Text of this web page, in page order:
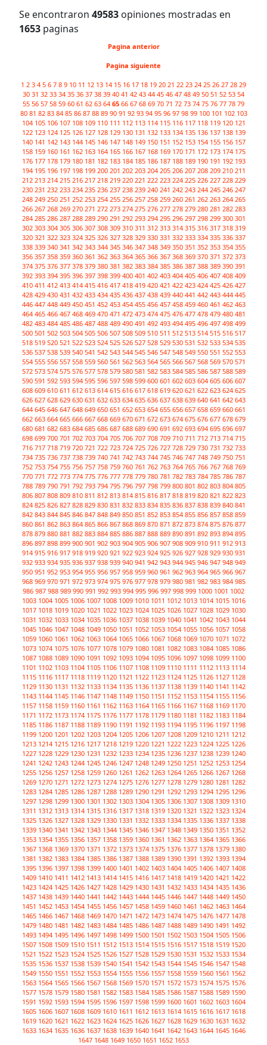
Se encontraron 49583 opiniones mostradas en
1653 paginas
Pagina anterior
Pagina siguiente
1 2 3 4 5 6 7 8 9 10 11 12 13 14 15 16 17 18 19 20 21 22 23 24 25 26 27 28 29
30 31 32 33 34 35 36 37 38 39 40 41 42 43 44 45 46 47 48 49 50 51 52 53 54
55 56 57 58 59 60 61 62 63 64 65 66 67 68 69 70 71 72 73 74 75 76 77 78 79
80 81 82 83 84 85 86 87 88 89 90 91 92 93 94 95 96 97 98 99 100 101 102 103
104 105 106 107 108 109 110 111 112 113 114 115 116 117 118 119 120 121
122 123 124 125 126 127 128 129 130 131 132 133 134 135 136 137 138 139
140 141 142 143 144 145 146 147 148 149 150 151 152 153 154 155 156 157
158 159 160 161 162 163 164 165 166 167 168 169 170 171 172 173 174 175
176 177 178 179 180 181 182 183 184 185 186 187 188 189 190 191 192 193
194 195 196 197 198 199 200 201 202 203 204 205 206 207 208 209 210 211
212 213 214 215 216 217 218 219 220 221 222 223 224 225 226 227 228 229
230 231 232 233 234 235 236 237 238 239 240 241 242 243 244 245 246 247
248 249 250 251 252 253 254 255 256 257 258 259 260 261 262 263 264 265
266 267 268 269 270 271 272 273 274 275 276 277 278 279 280 281 282 283
284 285 286 287 288 289 290 291 292 293 294 295 296 297 298 299 300 301
302 303 304 305 306 307 308 309 310 311 312 313 314 315 316 317 318 319
320 321 322 323 324 325 326 327 328 329 330 331 332 333 334 335 336 337
338 339 340 341 342 343 344 345 346 347 348 349 350 351 352 353 354 355
356 357 358 359 360 361 362 363 364 365 366 367 368 369 370 371 372 373
374 375 376 377 378 379 380 381 382 383 384 385 386 387 388 389 390 391
392 393 394 395 396 397 398 399 400 401 402 403 404 405 406 407 408 409
410 411 412 413 414 415 416 417 418 419 420 421 422 423 424 425 426 427
428 429 430 431 432 433 434 435 436 437 438 439 440 441 442 443 444 445
446 447 448 449 450 451 452 453 454 455 456 457 458 459 460 461 462 463
464 465 466 467 468 469 470 471 472 473 474 475 476 477 478 479 480 481
482 483 484 485 486 487 488 489 490 491 492 493 494 495 496 497 498 499
500 501 502 503 504 505 506 507 508 509 510 511 512 513 514 515 516 517
518 519 520 521 522 523 524 525 526 527 528 529 530 531 532 533 534 535
536 537 538 539 540 541 542 543 544 545 546 547 548 549 550 551 552 553
554 555 556 557 558 559 560 561 562 563 564 565 566 567 568 569 570 571
572 573 574 575 576 577 578 579 580 581 582 583 584 585 586 587 588 589
590 591 592 593 594 595 596 597 598 599 600 601 602 603 604 605 606 607
608 609 610 611 612 613 614 615 616 617 618 619 620 621 622 623 624 625
626 627 628 629 630 631 632 633 634 635 636 637 638 639 640 641 642 643
644 645 646 647 648 649 650 651 652 653 654 655 656 657 658 659 660 661
662 663 664 665 666 667 668 669 670 671 672 673 674 675 676 677 678 679
680 681 682 683 684 685 686 687 688 689 690 691 692 693 694 695 696 697
698 699 700 701 702 703 704 705 706 707 708 709 710 711 712 713 714 715
716 717 718 719 720 721 722 723 724 725 726 727 728 729 730 731 732 733
734 735 736 737 738 739 740 741 742 743 744 745 746 747 748 749 750 751
752 753 754 755 756 757 758 759 760 761 762 763 764 765 766 767 768 769
770 771 772 773 774 775 776 777 778 779 780 781 782 783 784 785 786 787
788 789 790 791 792 793 794 795 796 797 798 799 800 801 802 803 804 805
806 807 808 809 810 811 812 813 814 815 816 817 818 819 820 821 822 823
824 825 826 827 828 829 830 831 832 833 834 835 836 837 838 839 840 841
842 843 844 845 846 847 848 849 850 851 852 853 854 855 856 857 858 859
860 861 862 863 864 865 866 867 868 869 870 871 872 873 874 875 876 877
878 879 880 881 882 883 884 885 886 887 888 889 890 891 892 893 894 895
896 897 898 899 900 901 902 903 904 905 906 907 908 909 910 911 912 913
914 915 916 917 918 919 920 921 922 923 924 925 926 927 928 929 930 931
932 933 934 935 936 937 938 939 940 941 942 943 944 945 946 947 948 949
950 951 952 953 954 955 956 957 958 959 960 961 962 963 964 965 966 967
968 969 970 971 972 973 974 975 976 977 978 979 980 981 982 983 984 985
986 987 988 989 990 991 992 993 994 995 996 997 998 999 1000 1001 1002
1003 1004 1005 1006 1007 1008 1009 1010 1011 1012 1013 1014 1015 1016
1017 1018 1019 1020 1021 1022 1023 1024 1025 1026 1027 1028 1029 1030
1031 1032 1033 1034 1035 1036 1037 1038 1039 1040 1041 1042 1043 1044
1045 1046 1047 1048 1049 1050 1051 1052 1053 1054 1055 1056 1057 1058
1059 1060 1061 1062 1063 1064 1065 1066 1067 1068 1069 1070 1071 1072
1073 1074 1075 1076 1077 1078 1079 1080 1081 1082 1083 1084 1085 1086
1087 1088 1089 1090 1091 1092 1093 1094 1095 1096 1097 1098 1099 1100
1101 1102 1103 1104 1105 1106 1107 1108 1109 1110 1111 1112 1113 1114
1115 1116 1117 1118 1119 1120 1121 1122 1123 1124 1125 1126 1127 1128
1129 1130 1131 1132 1133 1134 1135 1136 1137 1138 1139 1140 1141 1142
1143 1144 1145 1146 1147 1148 1149 1150 1151 1152 1153 1154 1155 1156
1157 1158 1159 1160 1161 1162 1163 1164 1165 1166 1167 1168 1169 1170
1171 1172 1173 1174 1175 1176 1177 1178 1179 1180 1181 1182 1183 1184
1185 1186 1187 1188 1189 1190 1191 1192 1193 1194 1195 1196 1197 1198
1199 1200 1201 1202 1203 1204 1205 1206 1207 1208 1209 1210 1211 1212
1213 1214 1215 1216 1217 1218 1219 1220 1221 1222 1223 1224 1225 1226
1227 1228 1229 1230 1231 1232 1233 1234 1235 1236 1237 1238 1239 1240
1241 1242 1243 1244 1245 1246 1247 1248 1249 1250 1251 1252 1253 1254
1255 1256 1257 1258 1259 1260 1261 1262 1263 1264 1265 1266 1267 1268
1269 1270 1271 1272 1273 1274 1275 1276 1277 1278 1279 1280 1281 1282
1283 1284 1285 1286 1287 1288 1289 1290 1291 1292 1293 1294 1295 1296
1297 1298 1299 1300 1301 1302 1303 1304 1305 1306 1307 1308 1309 1310
1311 1312 1313 1314 1315 1316 1317 1318 1319 1320 1321 1322 1323 1324
1325 1326 1327 1328 1329 1330 1331 1332 1333 1334 1335 1336 1337 1338
1339 1340 1341 1342 1343 1344 1345 1346 1347 1348 1349 1350 1351 1352
1353 1354 1355 1356 1357 1358 1359 1360 1361 1362 1363 1364 1365 1366
1367 1368 1369 1370 1371 1372 1373 1374 1375 1376 1377 1378 1379 1380
1381 1382 1383 1384 1385 1386 1387 1388 1389 1390 1391 1392 1393 1394
1395 1396 1397 1398 1399 1400 1401 1402 1403 1404 1405 1406 1407 1408
1409 1410 1411 1412 1413 1414 1415 1416 1417 1418 1419 1420 1421 1422
1423 1424 1425 1426 1427 1428 1429 1430 1431 1432 1433 1434 1435 1436
1437 1438 1439 1440 1441 1442 1443 1444 1445 1446 1447 1448 1449 1450
1451 1452 1453 1454 1455 1456 1457 1458 1459 1460 1461 1462 1463 1464
1465 1466 1467 1468 1469 1470 1471 1472 1473 1474 1475 1476 1477 1478
1479 1480 1481 1482 1483 1484 1485 1486 1487 1488 1489 1490 1491 1492
1493 1494 1495 1496 1497 1498 1499 1500 1501 1502 1503 1504 1505 1506
1507 1508 1509 1510 1511 1512 1513 1514 1515 1516 1517 1518 1519 1520
1521 1522 1523 1524 1525 1526 1527 1528 1529 1530 1531 1532 1533 1534
1535 1536 1537 1538 1539 1540 1541 1542 1543 1544 1545 1546 1547 1548
1549 1550 1551 1552 1553 1554 1555 1556 1557 1558 1559 1560 1561 1562
1563 1564 1565 1566 1567 1568 1569 1570 1571 1572 1573 1574 1575 1576
1577 1578 1579 1580 1581 1582 1583 1584 1585 1586 1587 1588 1589 1590
1591 1592 1593 1594 1595 1596 1597 1598 1599 1600 1601 1602 1603 1604
1605 1606 1607 1608 1609 1610 1611 1612 1613 1614 1615 1616 1617 1618
1619 1620 1621 1622 1623 1624 1625 1626 1627 1628 1629 1630 1631 1632
1633 1634 1635 1636 1637 1638 1639 1640 1641 1642 1643 1644 1645 1646
1647 1648 1649 1650 1651 1652 1653